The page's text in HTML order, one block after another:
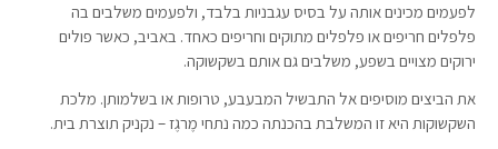
לפעמים מכינים אותה על בסיס עגבניות בלבד, ולפעמים משלבים בה
פלפלים חריפים או פלפלים מתוקים וחריפים כאחד. באביב, כאשר פולים
ירוקים מצויים בשפע, משלבים גם אותם בשקשוקה.
את הביצים מוסיפים אל התבשיל המבעבע, טרופות או בשלמותן. מלכת
השקשוקות היא זו המשלבת בהכנתה כמה נתחי מֶרגֶז – נקניק תוצרת בית.